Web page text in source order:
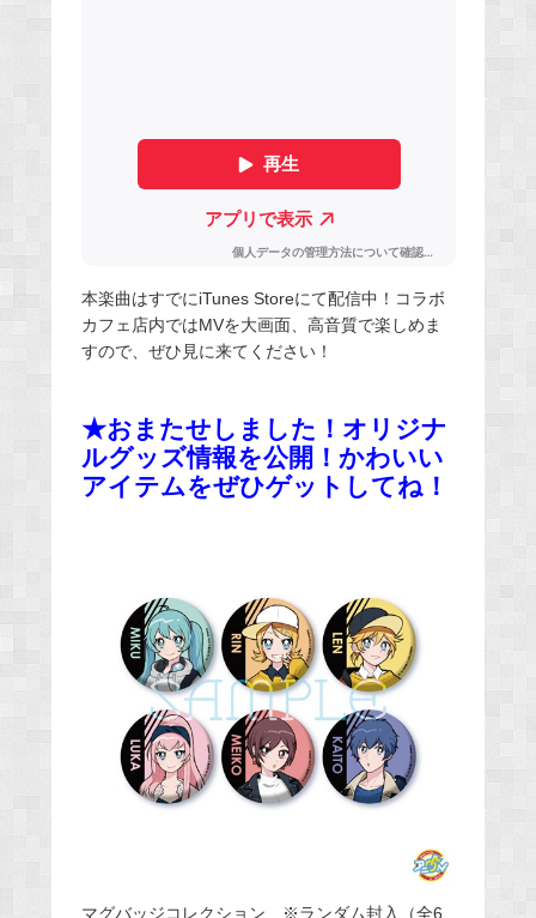
本楽曲はすでにiTunes Storeにて配信中！コラボ
カフェ店内ではMVを大画面、高音質で楽しめま
すので、ぜひ見に来てください！
★おまたせしました！オリジナ
ルグッズ情報を公開！かわいい
アイテムをぜひゲットしてね！
マグバッジコレクション ※ランダム封入（全6